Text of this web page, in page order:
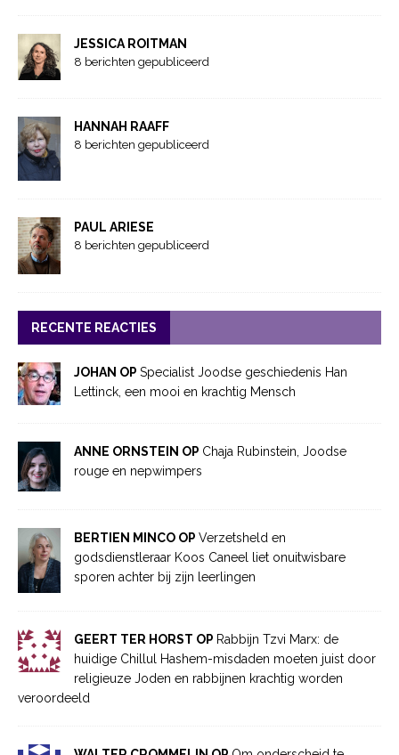
JESSICA ROITMAN
8 berichten gepubliceerd
HANNAH RAAFF
8 berichten gepubliceerd
PAUL ARIESE
8 berichten gepubliceerd
RECENTE REACTIES
JOHAN OP Specialist Joodse geschiedenis Han
Lettinck, een mooi en krachtig Mensch
ANNE ORNSTEIN OP Chaja Rubinstein, Joodse
rouge en nepwimpers
BERTIEN MINCO OP Verzetsheld en
godsdienstleraar Koos Caneel liet onuitwisbare
sporen achter bij zijn leerlingen
GEERT TER HORST OP Rabbijn Tzvi Marx: de
huidige Chillul Hashem-misdaden moeten juist door
religieuze Joden en rabbijnen krachtig worden
veroordeeld